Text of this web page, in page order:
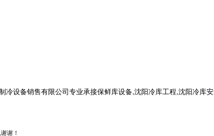
设备销售有限公司专业承接保鲜库设备,沈阳冷库工程,沈阳冷库
谢！